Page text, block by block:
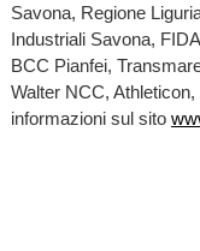
Savona, Regione
Industriali Savona,
BCC Pianfei,
Walter NCC,
informazioni sul sito